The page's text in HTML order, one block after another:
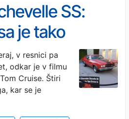
SS:
je tako
je enega kupil
v resnici pa
odkar je v filmu
Cruise. Štiri
kar se je